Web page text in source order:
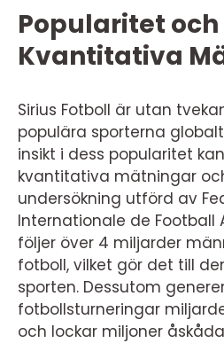
Popularitet och
Kvantitativa
Sirius Fotboll är utan
populära sporterna
insikt i dess popularitet
kvantitativa mätningar
undersökning utförd av
Internationale de Football
följer över 4 miljarder
fotboll, vilket gör det till
sporten. Dessutom
fotbollsturneringar
och lockar miljoner